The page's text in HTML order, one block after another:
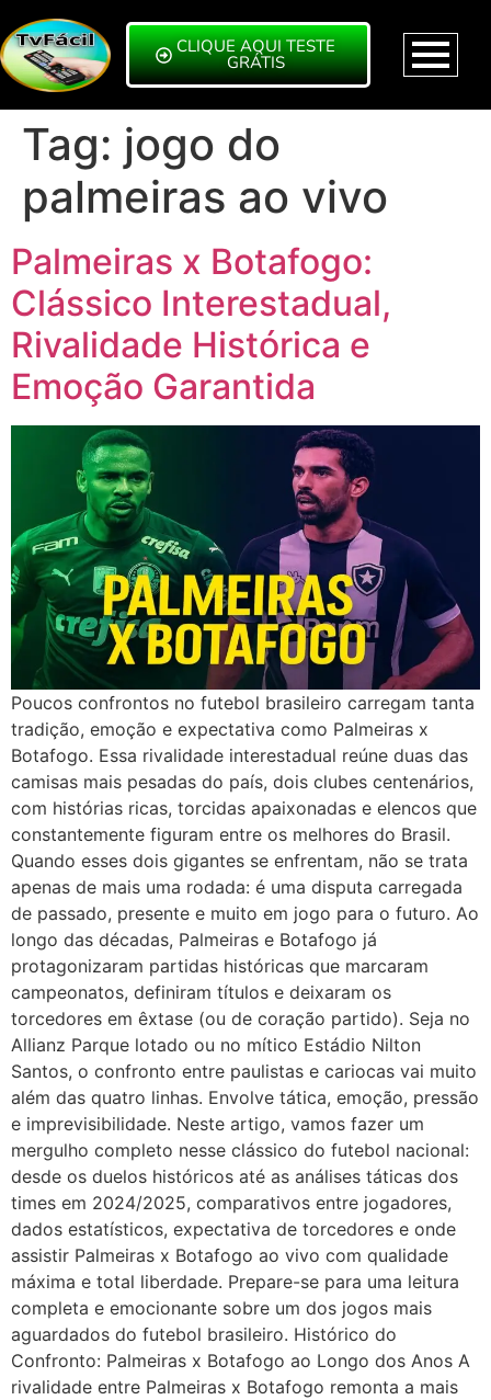
CLIQUE AQUI TESTE
GRÁTIS
Tag: jogo do
palmeiras ao vivo
Palmeiras x Botafogo:
Clássico Interestadual,
Rivalidade Histórica e
Emoção Garantida
Poucos confrontos no futebol brasileiro carregam tanta
tradição, emoção e expectativa como Palmeiras x
Botafogo. Essa rivalidade interestadual reúne duas das
camisas mais pesadas do país, dois clubes centenários,
com histórias ricas, torcidas apaixonadas e elencos que
constantemente figuram entre os melhores do Brasil.
Quando esses dois gigantes se enfrentam, não se trata
apenas de mais uma rodada: é uma disputa carregada
de passado, presente e muito em jogo para o futuro. Ao
longo das décadas, Palmeiras e Botafogo já
protagonizaram partidas históricas que marcaram
campeonatos, definiram títulos e deixaram os
torcedores em êxtase (ou de coração partido). Seja no
Allianz Parque lotado ou no mítico Estádio Nilton
Santos, o confronto entre paulistas e cariocas vai muito
além das quatro linhas. Envolve tática, emoção, pressão
e imprevisibilidade. Neste artigo, vamos fazer um
mergulho completo nesse clássico do futebol nacional:
desde os duelos históricos até as análises táticas dos
times em 2024/2025, comparativos entre jogadores,
dados estatísticos, expectativa de torcedores e onde
assistir Palmeiras x Botafogo ao vivo com qualidade
máxima e total liberdade. Prepare-se para uma leitura
completa e emocionante sobre um dos jogos mais
aguardados do futebol brasileiro. Histórico do
Confronto: Palmeiras x Botafogo ao Longo dos Anos A
rivalidade entre Palmeiras x Botafogo remonta a mais